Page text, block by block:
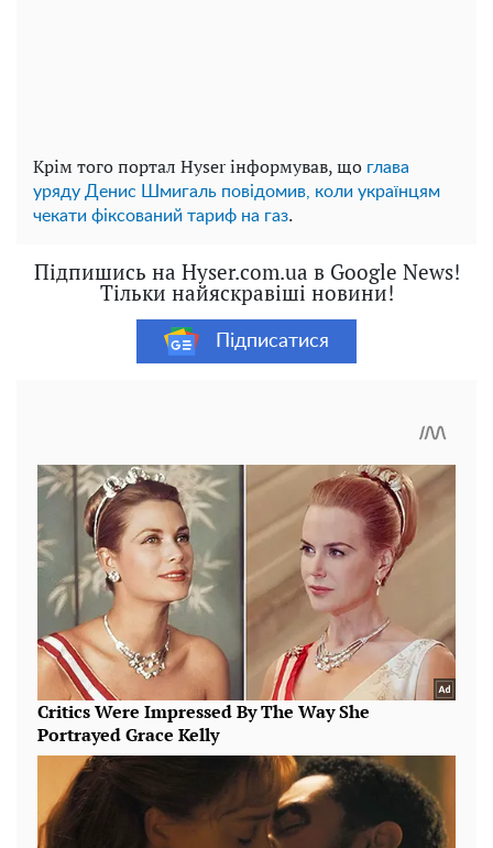
Крім того портал Hyser інформував, що глава
уряду Денис Шмигаль повідомив, коли українцям
чекати фіксований тариф на газ.
Підпишись на Hyser.com.ua в Google News!
Тільки найяскравіші новини!
Підписатися